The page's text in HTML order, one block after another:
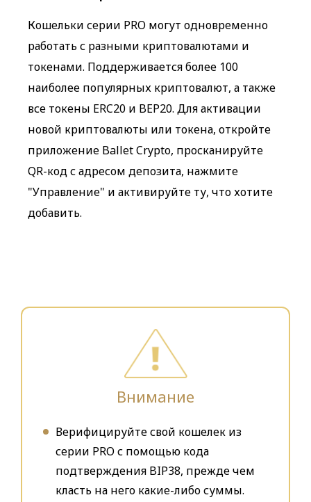
Кошельки серии PRO могут одновременно
работать с разными криптовалютами и
токенами. Поддерживается более 100
наиболее популярных криптовалют, а также
все токены ERC20 и BEP20. Для активации
новой криптовалюты или токена, откройте
приложение Ballet Crypto, просканируйте
QR-код с адресом депозита, нажмите
"Управление" и активируйте ту, что хотите
добавить.
Внимание
Верифицируйте свой кошелек из
серии PRO с помощью кода
подтверждения BIP38, прежде чем
класть на него какие-либо суммы.